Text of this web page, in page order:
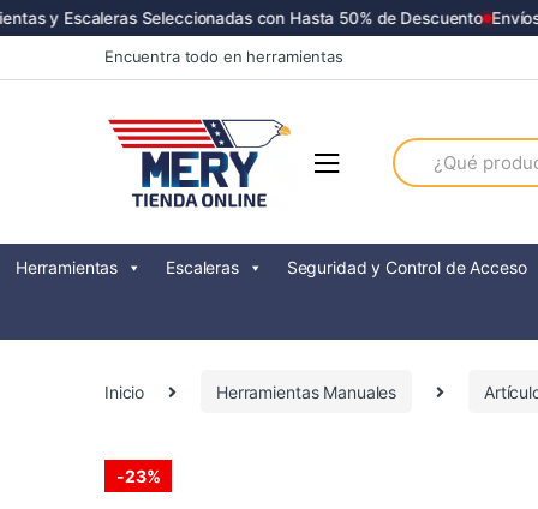
y Escaleras Seleccionadas con Hasta 50% de Descuento Envíos
to
to
Encuentra todo en herramientas
Search
for:
Herramientas Escaleras Seguridad y Control de Acceso
Inicio Herramientas Manuales
-23%